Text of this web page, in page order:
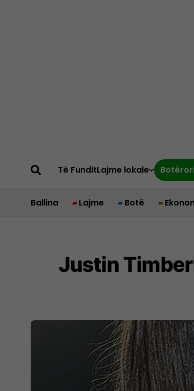
Të FunditLajme lokale
Ballina Lajme Botë
Justin